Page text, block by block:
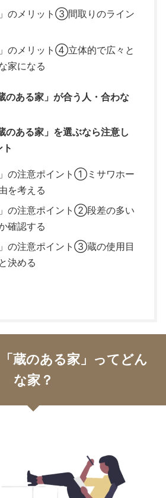
」のメリット③間取りのライン
」のメリット④立体的で広々と
家になる
のある家」が合う人・合わな
のある家」を選ぶなら注意し
」の注意ポイント①ミサワホー
を考える
」の注意ポイント②段差の多い
確認する
」の注意ポイント③蔵の使用目
決める
蔵のある家」ってどん
な家？